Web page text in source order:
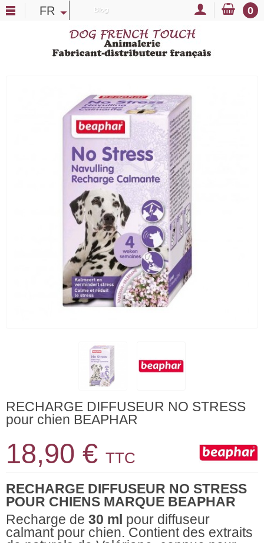
FR Blog 0
RECHARGE DIFFUSEUR NO STRESS
pour chien BEAPHAR
18,90 € TTC
RECHARGE DIFFUSEUR NO STRESS
POUR CHIENS MARQUE BEAPHAR
Recharge de 30 ml pour diffuseur
calmant pour chien. Contient des extraits